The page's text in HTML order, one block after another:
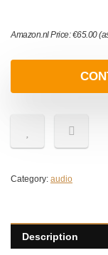
Amazon.nl Price:€65.00
Category: audio
Description